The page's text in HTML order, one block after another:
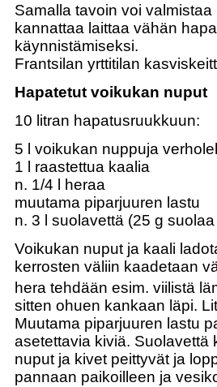
Samalla tavoin voi
kannattaa laittaa vähän
käynnistämiseksi.
Frantsilan yrttitilan
Hapatetut voikukan nuput
10 litran hapatusruukkuun:
5 l voikukan nuppuja
1 l raastettua kaalia
n. 1/4 l heraa
muutama piparjuuren lastu
n. 3 l suolavettä (25 g
Voikukan nuput ja kaali
kerrosten väliin kaadetaan
hera tehdään esim. viilistä
sitten ohuen kankaan läpi.
Muutama piparjuuren lastu
asetettavia kiviä. Suolavettä
nuput ja kivet peittyvät ja
pannaan paikoilleen ja